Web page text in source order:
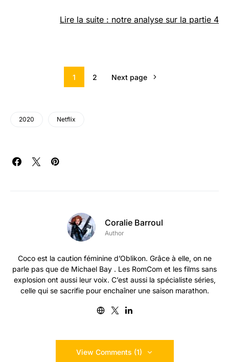
Lire la suite : notre analyse sur la partie 4
1 2 Next page
2020 Netflix
Coralie Barroul
Author
Coco est la caution féminine d’Oblikon. Grâce à elle, on ne
parle pas que de Michael Bay . Les RomCom et les films sans
explosion ont aussi leur voix. C’est aussi la spécialiste séries,
celle qui se sacrifie pour enchaîner une saison marathon.
View Comments (1)